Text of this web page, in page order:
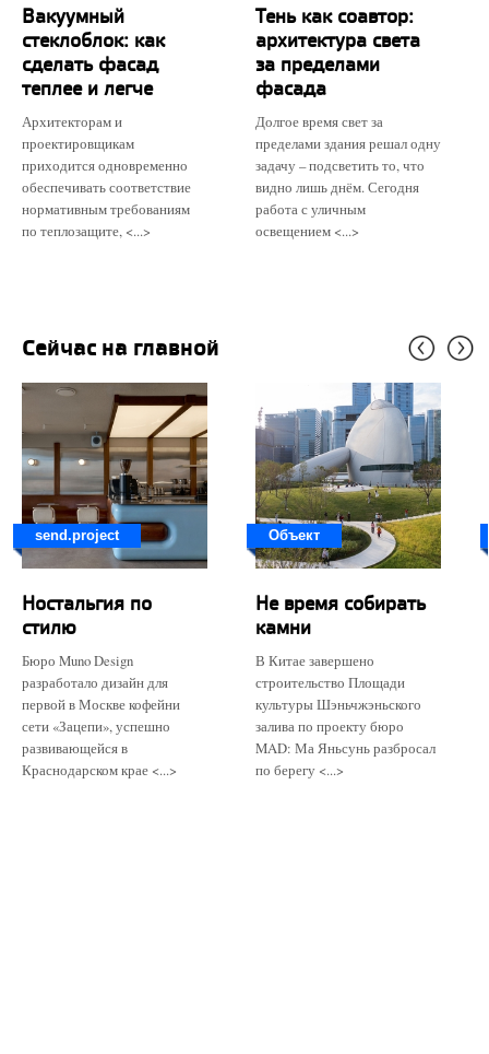
Вакуумный
стеклоблок: как
сделать фасад
теплее и легче
Архитекторам и
проектировщикам
приходится одновременно
обеспечивать соответствие
нормативным требованиям
по теплозащите, <...>
Тень как соавтор:
архитектура света
за пределами
фасада
Долгое время свет за
пределами здания решал одну
задачу – подсветить то, что
видно лишь днём. Сегодня
работа с уличным
освещением <...>
Сейчас на главной
send.project
Ностальгия по
стилю
Бюро Muno Design
разработало дизайн для
первой в Москве кофейни
сети «Зацепи», успешно
развивающейся в
Краснодарском крае <...>
Объект
Не время собирать
камни
В Китае завершено
строительство Площади
культуры Шэньчжэньского
залива по проекту бюро
MAD: Ма Яньсунь разбросал
по берегу <...>